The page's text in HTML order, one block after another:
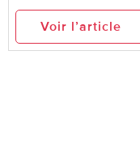
Voir l’article